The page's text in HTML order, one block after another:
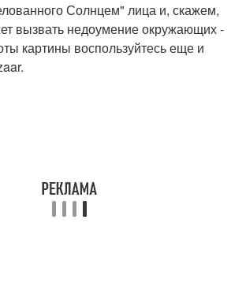
Солнцем" лица и, скажем,
вызвать недоумение окружающих -
картины воспользуйтесь еще и